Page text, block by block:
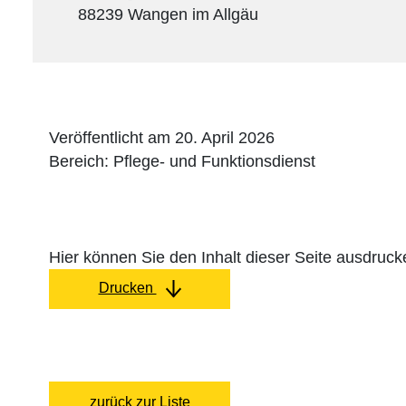
88239 Wangen im Allgäu
Veröffentlicht am 20. April 2026
Bereich: Pflege- und Funktionsdienst
Hier können Sie den Inhalt dieser Seite
Drucken
zurück zur Liste